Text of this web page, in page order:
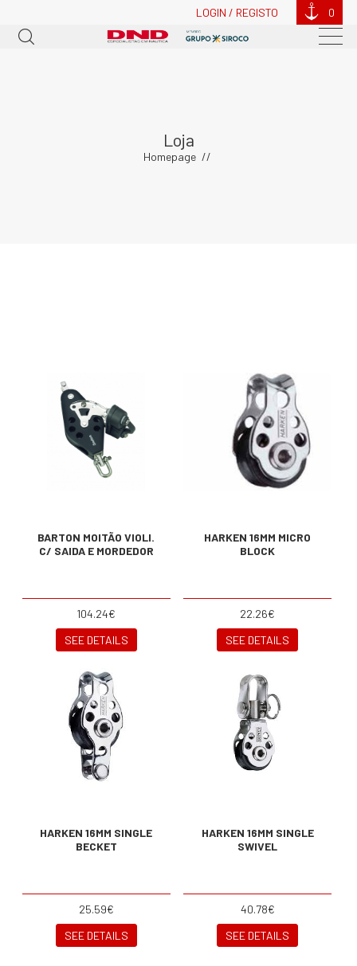
LOGIN / REGISTO 0
Loja
Homepage
BARTON MOITÃO VIOLI.
C/ SAIDA E MORDEDOR
104.24€
SEE DETAILS
HARKEN 16MM MICRO
BLOCK
22.26€
SEE DETAILS
HARKEN 16MM SINGLE
BECKET
25.59€
SEE DETAILS
HARKEN 16MM SINGLE
SWIVEL
40.78€
SEE DETAILS